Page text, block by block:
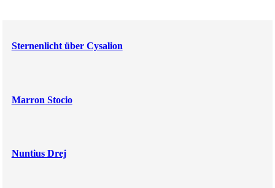
Sternenlicht über Cysalion
Marron Stocio
Nuntius Drej